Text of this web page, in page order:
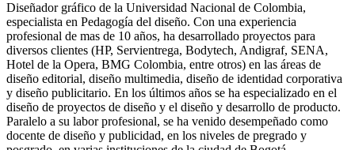
Diseñador gráfico de la Universidad Nacional de Colombia,
especialista en Pedagogía del diseño. Con una experiencia
profesional de mas de 10 años, ha desarrollado proyectos para
diversos clientes (HP, Servientrega, Bodytech, Andigraf, SENA,
Hotel de la Opera, BMG Colombia, entre otros) en las áreas de
diseño editorial, diseño multimedia, diseño de identidad corporativa
y diseño publicitario. En los últimos años se ha especializado en el
diseño de proyectos de diseño y el diseño y desarrollo de producto.
Paralelo a su labor profesional, se ha venido desempeñado como
docente de diseño y publicidad, en los niveles de pregrado y